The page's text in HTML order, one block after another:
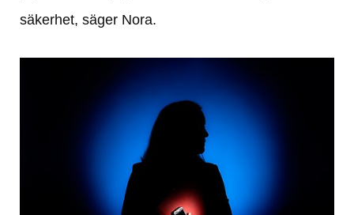
säkerhet, säger Nora.